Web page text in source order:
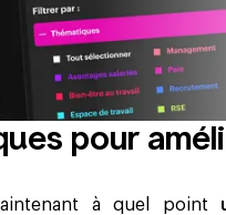
pour
à quel point